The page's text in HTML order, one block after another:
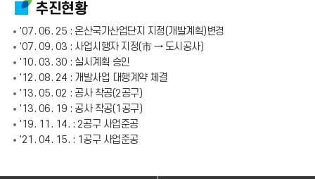
추진현황
'07. 06. 25 : 온산국가산업단지 지정(개발계획)변경
'07. 09. 03 : 사업시행자 지정(市 → 도시공사)
'10. 03. 30 : 실시계획 승인
'12. 08. 24 : 개발사업 대행계약 체결
'13. 05. 02 : 공사 착공(2공구)
'13. 06. 19 : 공사 착공(1공구)
'19. 11. 14. : 2공구 사업준공
'21. 04. 15. : 1공구 사업준공